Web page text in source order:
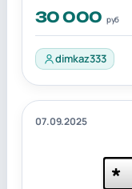
30 000 руб
dimkaz333
07.09.2025
*